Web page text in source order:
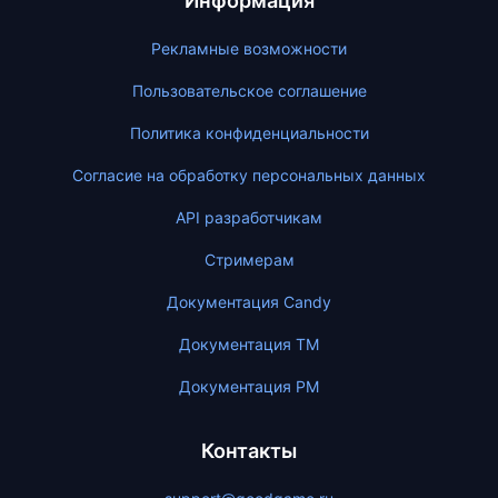
Рекламные возможности
Пользовательское соглашение
Политика конфиденциальности
Согласие на обработку персональных данных
API разработчикам
Стримерам
Документация Candy
Документация ТМ
Документация PM
Контакты